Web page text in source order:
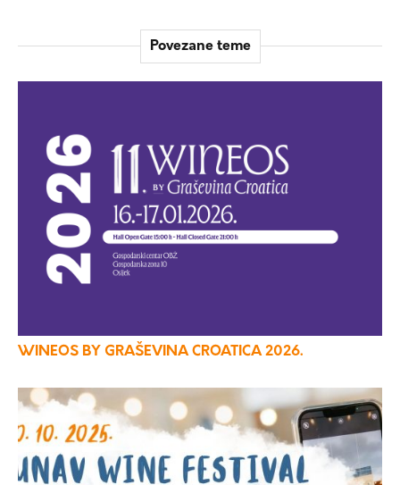
Povezane teme
WINEOS BY GRAŠEVINA CROATICA 2026.